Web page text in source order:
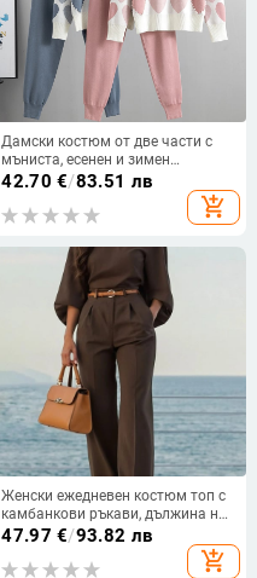
Дамски костюм от две части с
мъниста, есенен и зимен
темперамент, модерен, свеж
корейски колежански стил, с 2
части от трансгранично момиче
42.70 €/83.51 лв
add_shopping_cart
Женски ежедневен костюм топ с
камбанкови ръкави, дължина на
ръкава 9/10, полиестер 90–95%,
47.97 €/93.82 лв
add_shopping_cart